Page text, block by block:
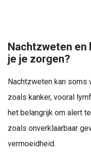
Nachtzweten en
je je zorgen?
Nachtzweten kan soms
zoals kanker, vooral
het belangrijk om alert
zoals onverklaarbaar
vermoeidheid.